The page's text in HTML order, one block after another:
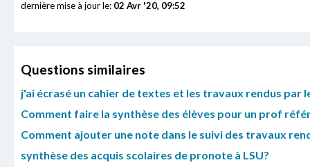
dernière mise à jour le: 02 Avr '20, 09:52
Questions similaires
j'ai écrasé un cahier de textes et les travaux rendus par
Comment faire la synthèse des élèves pour un prof
Comment ajouter une note dans le suivi des travaux
synthèse des acquis scolaires de pronote à LSU?